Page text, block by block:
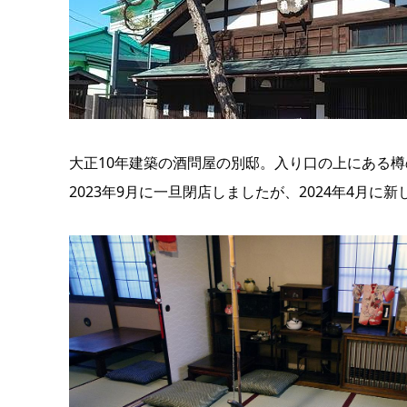
大正10年建築の酒問屋の別邸。入り口の上にある
2023年9月に一旦閉店しましたが、2024年4月に